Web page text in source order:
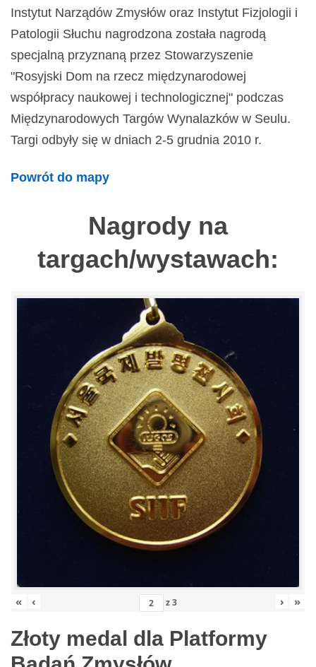
Instytut Narządów Zmysłów oraz Instytut Fizjologii i
Patologii Słuchu nagrodzona została nagrodą
specjalną przyznaną przez Stowarzyszenie
"Rosyjski Dom na rzecz międzynarodowej
współpracy naukowej i technologicznej" podczas
Międzynarodowych Targów Wynalazków w Seulu.
Targi odbyły się w dniach 2-5 grudnia 2010 r.
Powrót do mapy
Nagrody na
targach/wystawach:
« ‹ z3 › »
Złoty medal dla Platformy